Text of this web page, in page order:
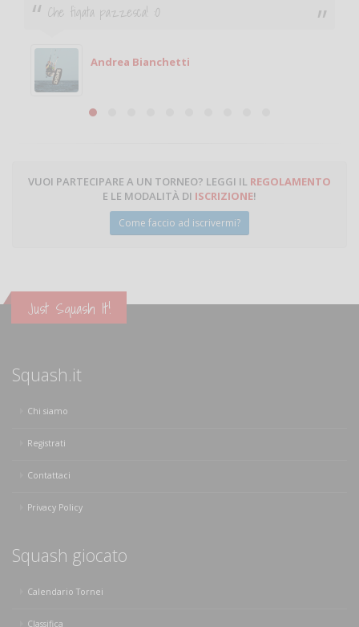
Che figata pazzesca! :O
Andrea Bianchetti
VUOI PARTECIPARE A UN TORNEO? LEGGI IL REGOLAMENTO
E LE MODALITÀ DI ISCRIZIONE!
Come faccio ad iscrivermi?
Just Squash It!
Squash.it
Chi siamo
Registrati
Contattaci
Privacy Policy
Squash giocato
Calendario Tornei
Classifica